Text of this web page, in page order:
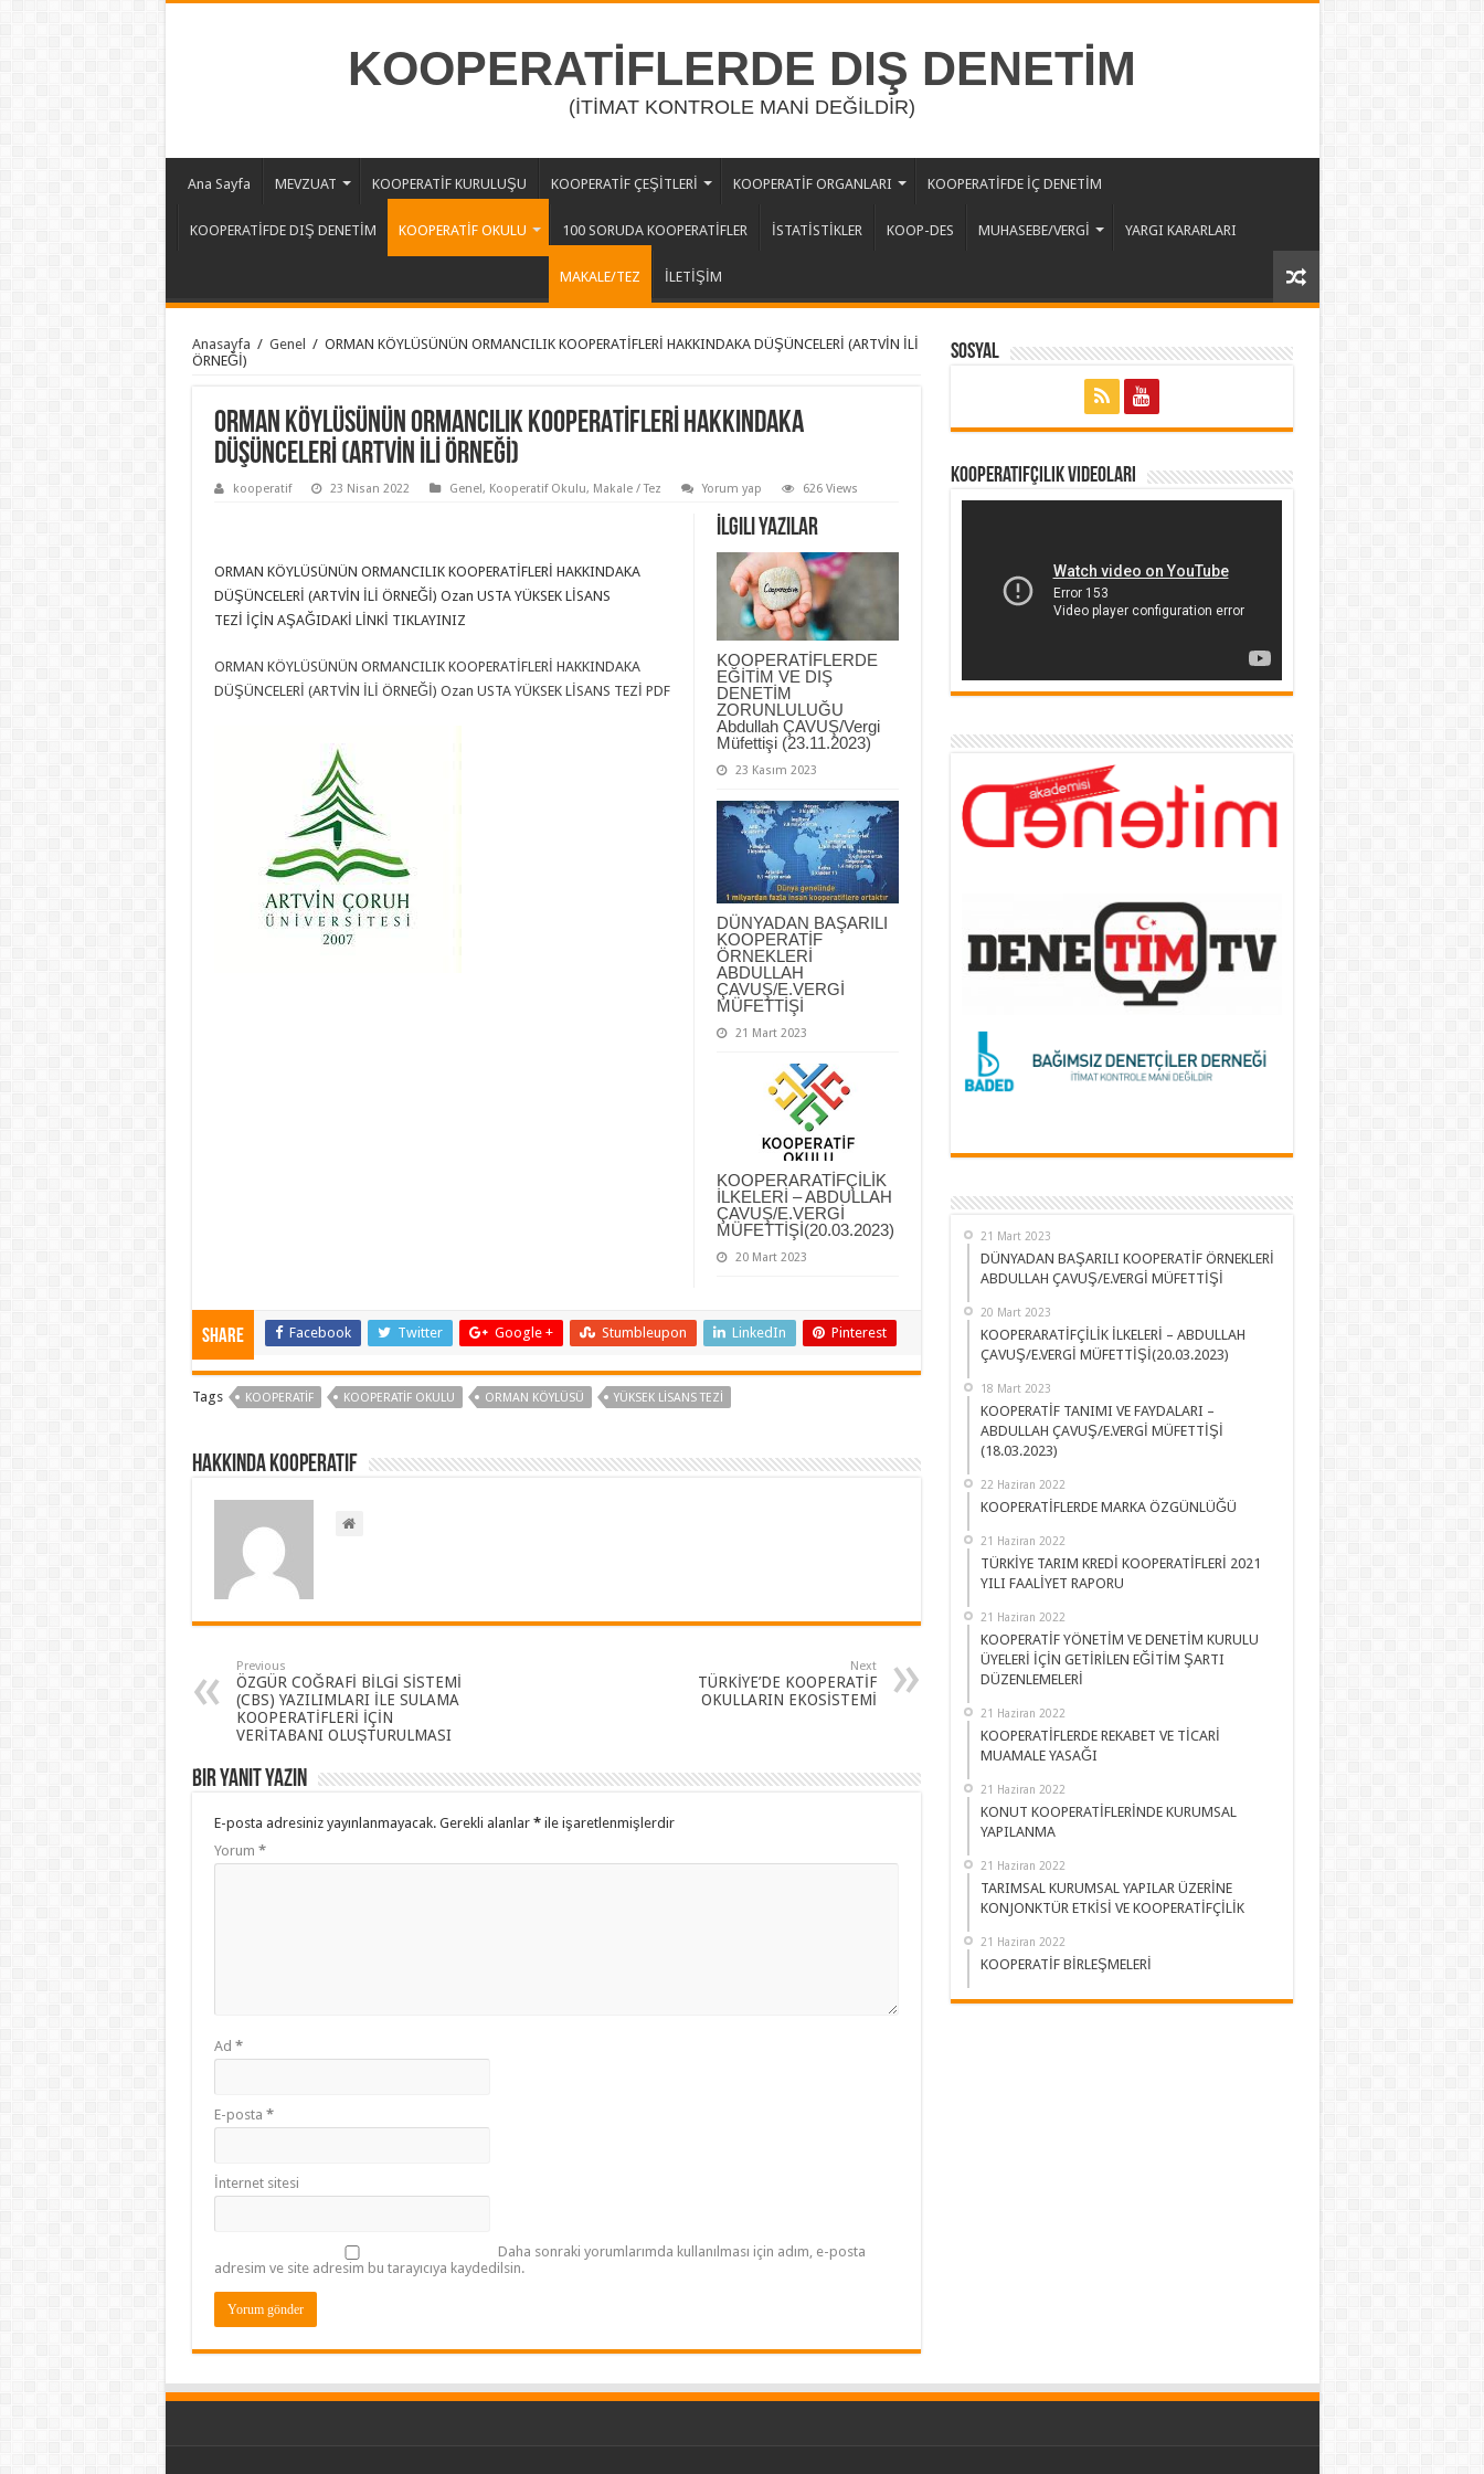
KOOPERATİFLERDE DIŞ DENETİM
(İTİMAT KONTROLE MANİ DEĞİLDİR)
Ana Sayfa MEVZUAT KOOPERATİF KURULUŞU KOOPERATİF ÇEŞİTLERİ KOOPERATİF ORGANLARI KOOPERATİFDE İÇ DENETİM
KOOPERATİFDE DIŞ DENETİM KOOPERATİF OKULU 100 SORUDA KOOPERATİFLER İSTATİSTİKLER KOOP-DES MUHASEBE/VERGİ YARGI KARARLARI
MAKALE/TEZ İLETİŞİM
Anasayfa / Genel / ORMAN KÖYLÜSÜNÜN ORMANCILIK KOOPERATİFLERİ HAKKINDAKA DÜŞÜNCELERİ (ARTVİN İLİ
ÖRNEĞİ)
ORMAN KÖYLÜSÜNÜN ORMANCILIK KOOPERATİFLERİ HAKKINDAKA
DÜŞÜNCELERİ (ARTVİN İLİ ÖRNEĞİ)
kooperatif 23 Nisan 2022 Genel, Kooperatif Okulu, Makale / Tez Yorum yap 626 Views
İlgili Yazılar
KOOPERATİFLERDE
EĞİTİM VE DIŞ
DENETİM
ZORUNLULUĞU
Abdullah ÇAVUŞ/Vergi
Müfettişi (23.11.2023)
23 Kasım 2023
DÜNYADAN BAŞARILI
KOOPERATİF
ÖRNEKLERİ
ABDULLAH
ÇAVUŞ/E.VERGİ
MÜFETTİŞİ
21 Mart 2023
KOOPERARATİFÇİLİK
İLKELERİ – ABDULLAH
ÇAVUŞ/E.VERGİ
MÜFETTİŞİ(20.03.2023)
20 Mart 2023
ORMAN KÖYLÜSÜNÜN ORMANCILIK KOOPERATİFLERİ HAKKINDAKA
DÜŞÜNCELERİ (ARTVİN İLİ ÖRNEĞİ) Ozan USTA YÜKSEK LİSANS
TEZİ İÇİN AŞAĞIDAKİ LİNKİ TIKLAYINIZ
ORMAN KÖYLÜSÜNÜN ORMANCILIK KOOPERATİFLERİ HAKKINDAKA
DÜŞÜNCELERİ (ARTVİN İLİ ÖRNEĞİ) Ozan USTA YÜKSEK LİSANS TEZİ PDF
Share Facebook Twitter Google + Stumbleupon LinkedIn Pinterest
Tags KOOPERATIF KOOPERATIF OKULU ORMAN KÖYLÜSÜ YÜKSEK LİSANS TEZİ
Hakkında kooperatif
Previous
ÖZGÜR COĞRAFİ BİLGİ SİSTEMİ
(CBS) YAZILIMLARI İLE SULAMA
KOOPERATİFLERİ İÇİN
VERİTABANI OLUŞTURULMASI
Next
TÜRKİYE’DE KOOPERATİF
OKULLARIN EKOSİSTEMİ
Bir yanıt yazın
E-posta adresiniz yayınlanmayacak. Gerekli alanlar *ile işaretlenmişlerdir
Yorum *
Ad *
E-posta *
İnternet sitesi
Daha sonraki yorumlarımda kullanılması için adım, e-posta
adresim ve site adresim bu tarayıcıya kaydedilsin.
Sosyal
Kooperatifçilik Videoları
21 Mart 2023
DÜNYADAN BAŞARILI KOOPERATİF ÖRNEKLERİ
ABDULLAH ÇAVUŞ/E.VERGİ MÜFETTİŞİ
20 Mart 2023
KOOPERARATİFÇİLİK İLKELERİ – ABDULLAH
ÇAVUŞ/E.VERGİ MÜFETTİŞİ(20.03.2023)
18 Mart 2023
KOOPERATİF TANIMI VE FAYDALARI –
ABDULLAH ÇAVUŞ/E.VERGİ MÜFETTİŞİ
(18.03.2023)
22 Haziran 2022
KOOPERATİFLERDE MARKA ÖZGÜNLÜĞÜ
21 Haziran 2022
TÜRKİYE TARIM KREDİ KOOPERATİFLERİ 2021
YILI FAALİYET RAPORU
21 Haziran 2022
KOOPERATİF YÖNETİM VE DENETİM KURULU
ÜYELERİ İÇİN GETİRİLEN EĞİTİM ŞARTI
DÜZENLEMELERİ
21 Haziran 2022
KOOPERATİFLERDE REKABET VE TİCARİ
MUAMALE YASAĞI
21 Haziran 2022
KONUT KOOPERATİFLERİNDE KURUMSAL
YAPILANMA
21 Haziran 2022
TARIMSAL KURUMSAL YAPILAR ÜZERİNE
KONJONKTÜR ETKİSİ VE KOOPERATİFÇİLİK
21 Haziran 2022
KOOPERATİF BİRLEŞMELERİ